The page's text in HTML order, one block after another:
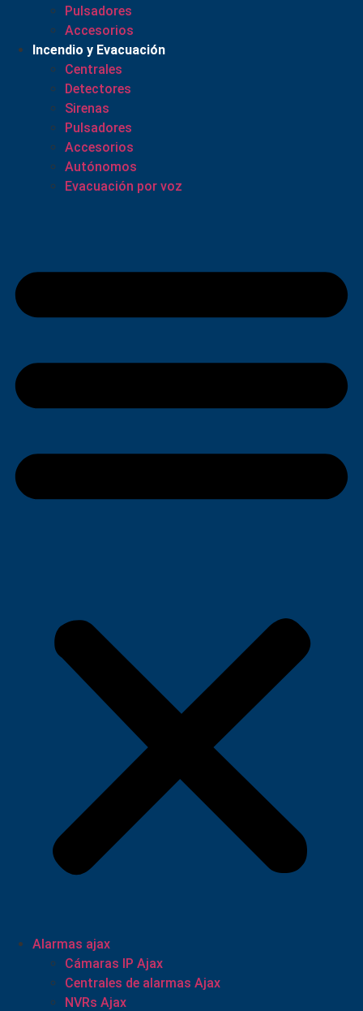
Pulsadores
Accesorios
Incendio y Evacuación
Centrales
Detectores
Sirenas
Pulsadores
Accesorios
Autónomos
Evacuación por voz
Alarmas ajax
Cámaras IP Ajax
Centrales de alarmas Ajax
NVRs Ajax